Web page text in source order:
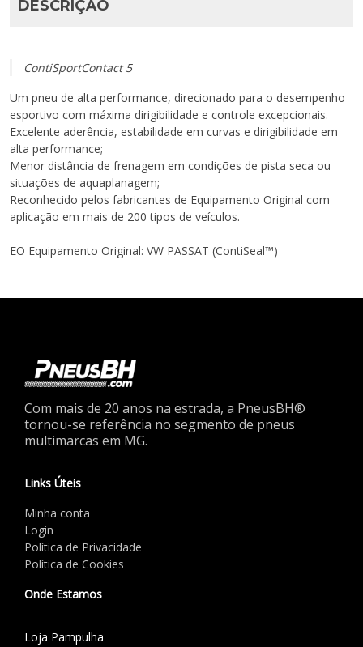
DESCRIÇÃO
ContiSportContact 5
Um pneu de alta performance, direcionado para o desempenho
esportivo com máxima dirigibilidade e controle excepcionais.
Excelente aderência, estabilidade em curvas e dirigibilidade em
alta performance;
Menor distância de frenagem em condições de pista seca ou
situações de aquaplanagem;
Reconhecido pelos fabricantes de Equipamento Original com
aplicação em mais de 200 tipos de veículos.
EO Equipamento Original: VW PASSAT (ContiSeal™)
Com mais de 20 anos na estrada, a PneusBH®
tornou-se referência no segmento de pneus
multimarcas em MG.
Links Úteis
Minha conta
Login
Política de Privacidade
Política de Cookies
Onde Estamos
Loja Pampulha